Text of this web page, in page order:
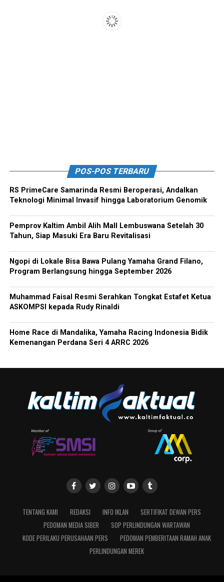
POS-POS TERBARU
RS PrimeCare Samarinda Resmi Beroperasi, Andalkan
Teknologi Minimal Invasif hingga Laboratorium Genomik
Pemprov Kaltim Ambil Alih Mall Lembuswana Setelah 30
Tahun, Siap Masuki Era Baru Revitalisasi
Ngopi di Lokale Bisa Bawa Pulang Yamaha Grand Filano,
Program Berlangsung hingga September 2026
Muhammad Faisal Resmi Serahkan Tongkat Estafet Ketua
ASKOMPSI kepada Rudy Rinaldi
Home Race di Mandalika, Yamaha Racing Indonesia Bidik
Kemenangan Perdana Seri 4 ARRC 2026
TENTANG KAMI REDAKSI INFO IKLAN
SERTIFIKAT DEWAN PERS
PEDOMAN MEDIA SIBER
SOP PERLINDUNGAN WARTAWAN
KODE PERILAKU PERUSAHAAN PERS
PEDOMAN PEMBERITAAN RAMAH ANAK
PERLINDUNGAN MEREK